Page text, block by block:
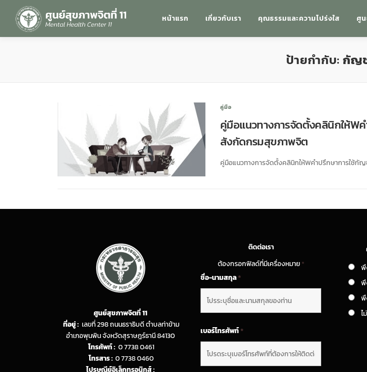
หน้าแรก เกี่ยวกับเรา คุณธรรมและความโปร่งใส ศู
ป้ายกำกับ: กัญ
คู่มือ
คู่มือแนวทางการจัดตั้งคลินิกให้W
สังกัดกรมสุขภาพจิต
คู่มือแนวทางการจัดตั้งคลินิกให้Wคำปรึกษาการใช้กั
ศูนย์สุขภาพจิตที่ 11
ที่อยู่ : เลขที่ 298 ถนนธราธิบดี ตำบลท่าข้าม
อำเภอพุนพิน จังหวัดสุราษฎร์ธานี 84130
โทรศัพท์ : 0 7738 0461
โทรสาร : 0 7738 0460
ไปรษณีย์อิเล็กทรอนิกส์ :
ติดต่อเรา
ต้องกรอกฟิลด์ที่มีเครื่องหมาย*
ชื่อ-นามสกุล*
เบอร์โทรศัพท์*
พึ
พึ
พึ
ไ